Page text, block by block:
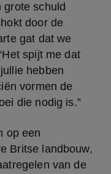
grote schuld
door de
gat dat we
spijt me dat
hebben
vormen de
die nodig is.”
op een
Britse landbouw,
van de